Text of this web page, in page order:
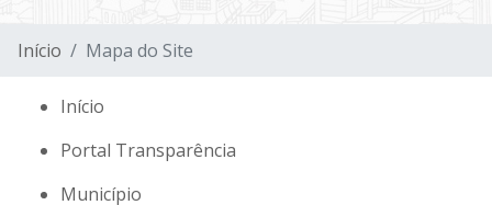
Início Mapa do Site
Início
Portal Transparência
Município